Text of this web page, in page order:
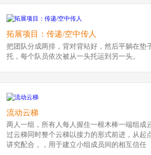
拓展项目：传递/空中传人
把团队分成两排，背对背站好，然后平躺在垫
托，每个队员依次被从一头托运到另一头。
流动云梯
两人一组，所有人每人握住一根木棒一端组成
过云梯同时整个云梯以接力的形式前进，从起
讲究配合，，用于建立小组成员间的相互信任